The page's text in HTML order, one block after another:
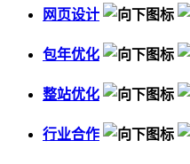
网页设计
包年优化
整站优化
行业合作